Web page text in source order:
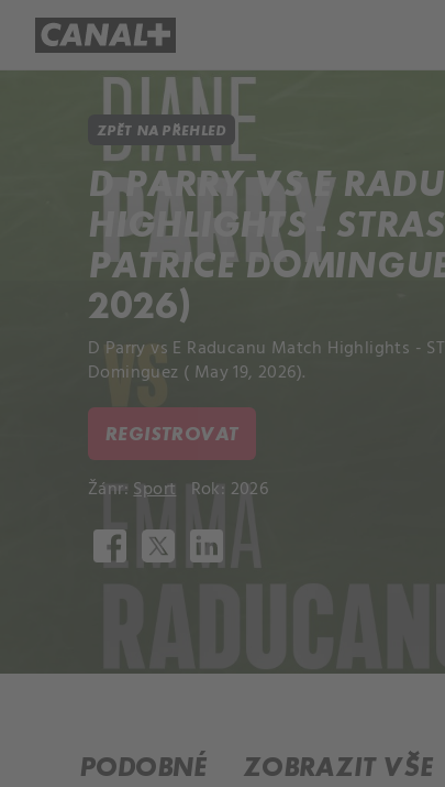
ZPĚT NA PŘEHLED
D PARRY VS E
HIGHLIGHTS -
PATRICE
2026)
D Parry vs E Raducanu Match Highlights -
Dominguez ( May 19, 2026).
REGISTROVAT
Žánr:Sport Rok: 2026
PODOBNÉ ZOBRAZIT VŠE